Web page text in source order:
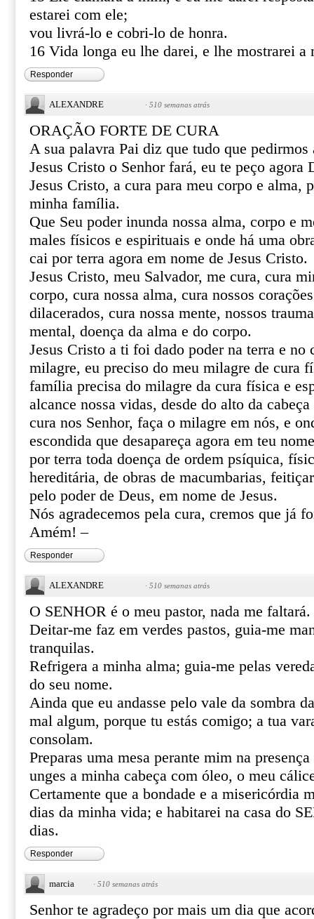
estarei com ele;
vou livrá-lo e cobri-lo de honra.
16 Vida longa eu lhe darei, e lhe mostrarei a
Responder
ALEXANDRE · 510 semanas atrás
ORAÇÃO FORTE DE CURA
A sua palavra Pai diz que tudo que pedirmos
Jesus Cristo o Senhor fará, eu te peço agora
Jesus Cristo, a cura para meu corpo e alma,
minha família.
Que Seu poder inunda nossa alma, corpo e
males físicos e espirituais e onde há uma
cai por terra agora em nome de Jesus Cristo.
Jesus Cristo, meu Salvador, me cura, cura
corpo, cura nossa alma, cura nossos
dilacerados, cura nossa mente, nossos
mental, doença da alma e do corpo.
Jesus Cristo a ti foi dado poder na terra e no
milagre, eu preciso do meu milagre de cura
família precisa do milagre da cura física e
alcance nossa vidas, desde do alto da
cura nos Senhor, faça o milagre em nós, e
escondida que desapareça agora em teu
por terra toda doença de ordem psíquica,
hereditária, de obras de macumbarias,
pelo poder de Deus, em nome de Jesus.
Nós agradecemos pela cura, cremos que já
Amém! –
Responder
ALEXANDRE · 510 semanas atrás
O SENHOR é o meu pastor, nada me faltará.
Deitar-me faz em verdes pastos, guia-me
tranquilas.
Refrigera a minha alma; guia-me pelas
do seu nome.
Ainda que eu andasse pelo vale da sombra
mal algum, porque tu estás comigo; a tua
consolam.
Preparas uma mesa perante mim na
unges a minha cabeça com óleo, o meu
Certamente que a bondade e a misericórdia
dias da minha vida; e habitarei na casa do
dias.
Responder
marcia · 510 semanas atrás
Senhor te agradeço por mais um dia que